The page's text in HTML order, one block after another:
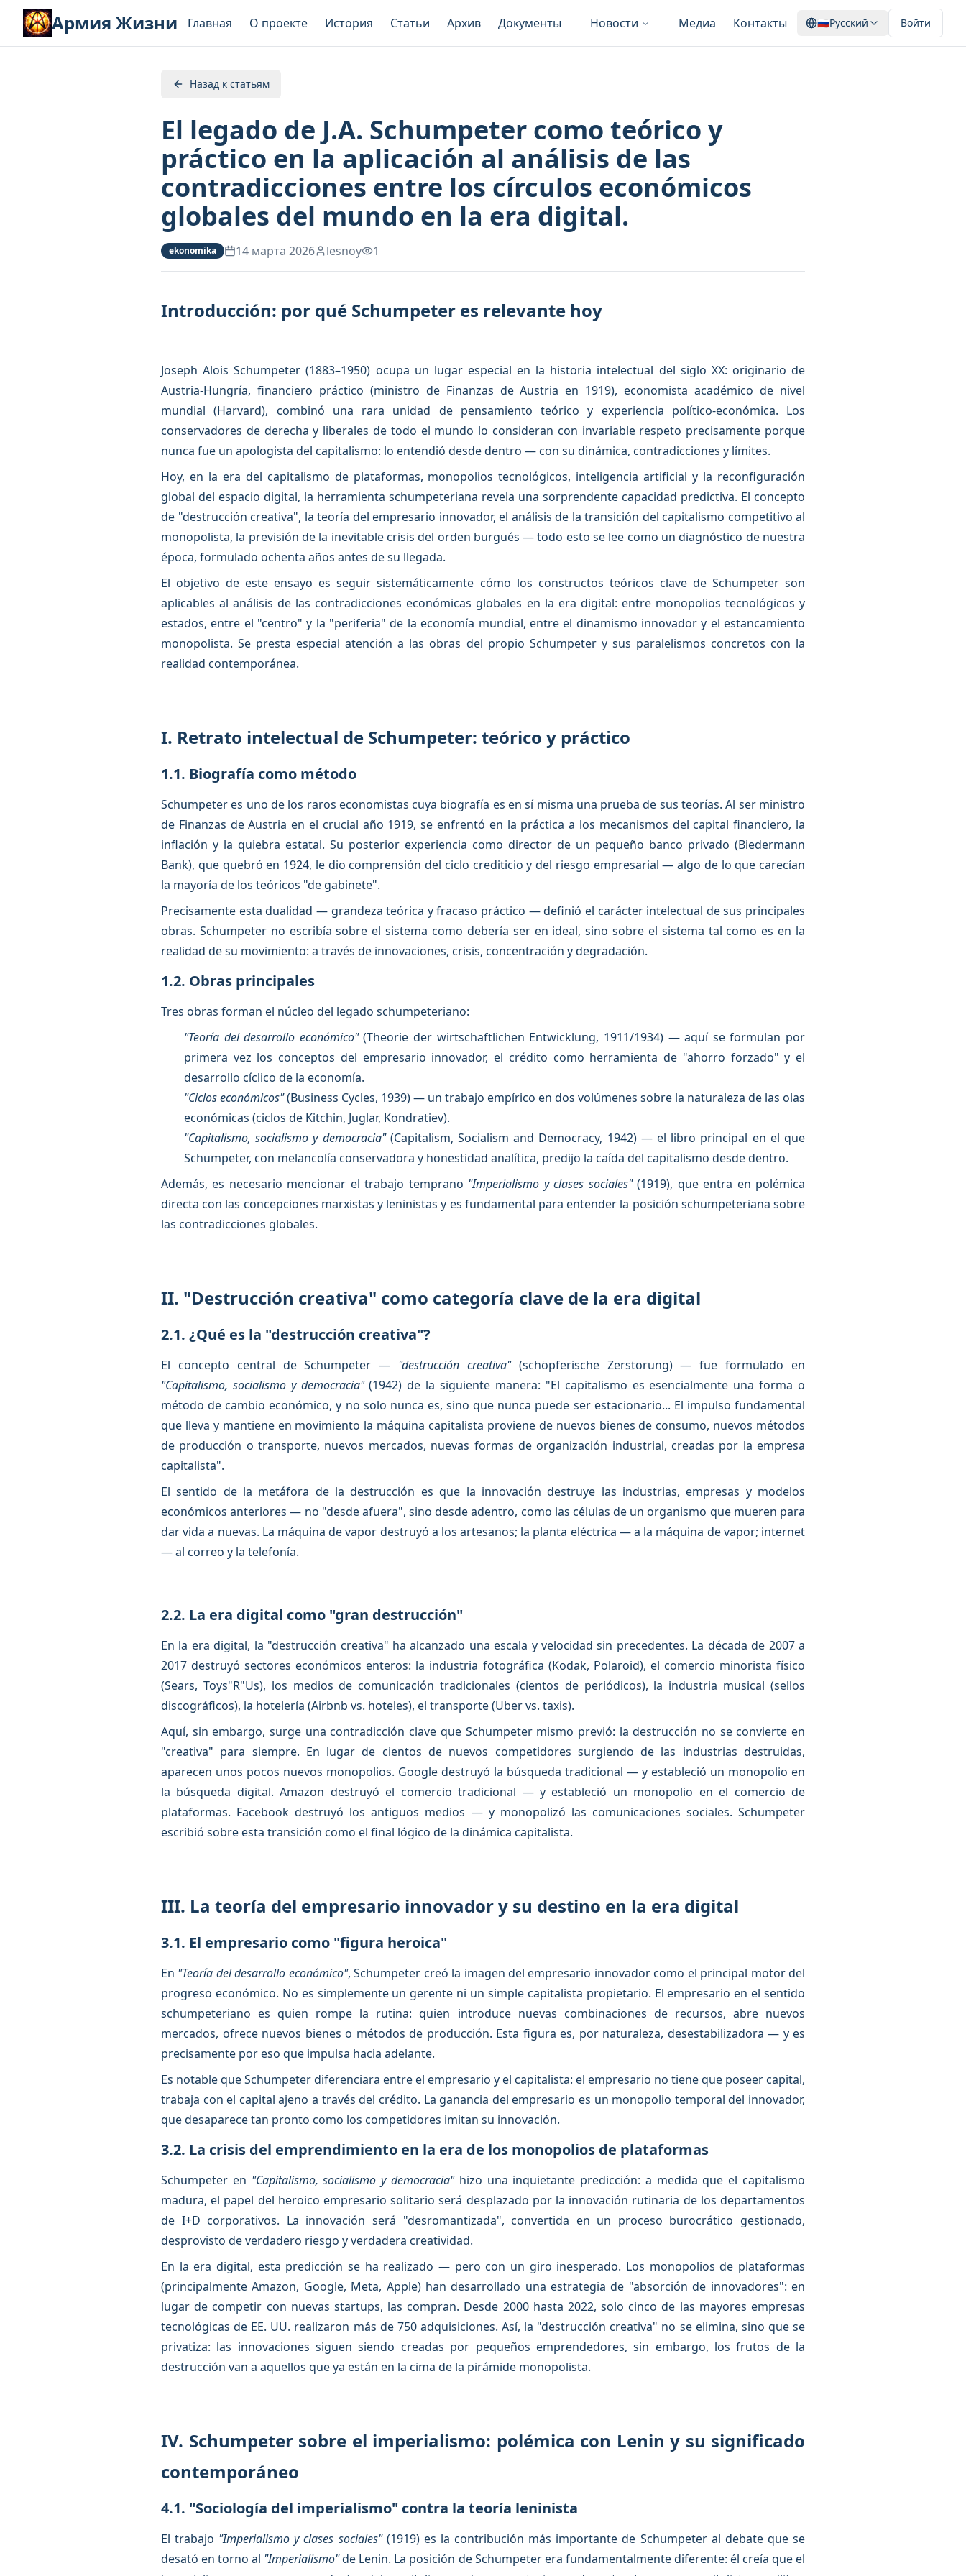
Армия Жизни Главная О проекте История Статьи Архив Документы Новости Медиа Контакты 🇷🇺Русский Войти
Назад к статьям
El legado de J.A. Schumpeter como teórico y
práctico en la aplicación al análisis de las
contradicciones entre los círculos económicos
globales del mundo en la era digital.
ekonomika 14 марта 2026 lesnoy 1
Introducción: por qué Schumpeter es relevante hoy
Joseph Alois Schumpeter (1883–1950) ocupa un lugar especial en la historia intelectual del siglo XX: originario de
Austria-Hungría, financiero práctico (ministro de Finanzas de Austria en 1919), economista académico de nivel
mundial (Harvard), combinó una rara unidad de pensamiento teórico y experiencia político-económica. Los
conservadores de derecha y liberales de todo el mundo lo consideran con invariable respeto precisamente porque
nunca fue un apologista del capitalismo: lo entendió desde dentro — con su dinámica, contradicciones y límites.
Hoy, en la era del capitalismo de plataformas, monopolios tecnológicos, inteligencia artificial y la reconfiguración
global del espacio digital, la herramienta schumpeteriana revela una sorprendente capacidad predictiva. El concepto
de "destrucción creativa", la teoría del empresario innovador, el análisis de la transición del capitalismo competitivo al
monopolista, la previsión de la inevitable crisis del orden burgués — todo esto se lee como un diagnóstico de nuestra
época, formulado ochenta años antes de su llegada.
El objetivo de este ensayo es seguir sistemáticamente cómo los constructos teóricos clave de Schumpeter son
aplicables al análisis de las contradicciones económicas globales en la era digital: entre monopolios tecnológicos y
estados, entre el "centro" y la "periferia" de la economía mundial, entre el dinamismo innovador y el estancamiento
monopolista. Se presta especial atención a las obras del propio Schumpeter y sus paralelismos concretos con la
realidad contemporánea.
I. Retrato intelectual de Schumpeter: teórico y práctico
1.1. Biografía como método
Schumpeter es uno de los raros economistas cuya biografía es en sí misma una prueba de sus teorías. Al ser ministro
de Finanzas de Austria en el crucial año 1919, se enfrentó en la práctica a los mecanismos del capital financiero, la
inflación y la quiebra estatal. Su posterior experiencia como director de un pequeño banco privado (Biedermann
Bank), que quebró en 1924, le dio comprensión del ciclo crediticio y del riesgo empresarial — algo de lo que carecían
la mayoría de los teóricos "de gabinete".
Precisamente esta dualidad — grandeza teórica y fracaso práctico — definió el carácter intelectual de sus principales
obras. Schumpeter no escribía sobre el sistema como debería ser en ideal, sino sobre el sistema tal como es en la
realidad de su movimiento: a través de innovaciones, crisis, concentración y degradación.
1.2. Obras principales
Tres obras forman el núcleo del legado schumpeteriano:
"Teoría del desarrollo económico"(Theorie der wirtschaftlichen Entwicklung, 1911/1934) — aquí se formulan por
primera vez los conceptos del empresario innovador, el crédito como herramienta de "ahorro forzado" y el
desarrollo cíclico de la economía.
"Ciclos económicos"(Business Cycles, 1939) — un trabajo empírico en dos volúmenes sobre la naturaleza de las olas
económicas (ciclos de Kitchin, Juglar, Kondratiev).
"Capitalismo, socialismo y democracia"(Capitalism, Socialism and Democracy, 1942) — el libro principal en el que
Schumpeter, con melancolía conservadora y honestidad analítica, predijo la caída del capitalismo desde dentro.
Además, es necesario mencionar el trabajo temprano "Imperialismo y clases sociales"(1919), que entra en polémica
directa con las concepciones marxistas y leninistas y es fundamental para entender la posición schumpeteriana sobre
las contradicciones globales.
II. "Destrucción creativa" como categoría clave de la era digital
2.1. ¿Qué es la "destrucción creativa"?
El concepto central de Schumpeter — "destrucción creativa"(schöpferische Zerstörung) — fue formulado en
"Capitalismo, socialismo y democracia"(1942) de la siguiente manera: "El capitalismo es esencialmente una forma o
método de cambio económico, y no solo nunca es, sino que nunca puede ser estacionario... El impulso fundamental
que lleva y mantiene en movimiento la máquina capitalista proviene de nuevos bienes de consumo, nuevos métodos
de producción o transporte, nuevos mercados, nuevas formas de organización industrial, creadas por la empresa
capitalista".
El sentido de la metáfora de la destrucción es que la innovación destruye las industrias, empresas y modelos
económicos anteriores — no "desde afuera", sino desde adentro, como las células de un organismo que mueren para
dar vida a nuevas. La máquina de vapor destruyó a los artesanos; la planta eléctrica — a la máquina de vapor; internet
— al correo y la telefonía.
2.2. La era digital como "gran destrucción"
En la era digital, la "destrucción creativa" ha alcanzado una escala y velocidad sin precedentes. La década de 2007 a
2017 destruyó sectores económicos enteros: la industria fotográfica (Kodak, Polaroid), el comercio minorista físico
(Sears, Toys"R"Us), los medios de comunicación tradicionales (cientos de periódicos), la industria musical (sellos
discográficos), la hotelería (Airbnb vs. hoteles), el transporte (Uber vs. taxis).
Aquí, sin embargo, surge una contradicción clave que Schumpeter mismo previó: la destrucción no se convierte en
"creativa" para siempre. En lugar de cientos de nuevos competidores surgiendo de las industrias destruidas,
aparecen unos pocos nuevos monopolios. Google destruyó la búsqueda tradicional — y estableció un monopolio en
la búsqueda digital. Amazon destruyó el comercio tradicional — y estableció un monopolio en el comercio de
plataformas. Facebook destruyó los antiguos medios — y monopolizó las comunicaciones sociales. Schumpeter
escribió sobre esta transición como el final lógico de la dinámica capitalista.
III. La teoría del empresario innovador y su destino en la era digital
3.1. El empresario como "figura heroica"
En "Teoría del desarrollo económico", Schumpeter creó la imagen del empresario innovador como el principal motor del
progreso económico. No es simplemente un gerente ni un simple capitalista propietario. El empresario en el sentido
schumpeteriano es quien rompe la rutina: quien introduce nuevas combinaciones de recursos, abre nuevos
mercados, ofrece nuevos bienes o métodos de producción. Esta figura es, por naturaleza, desestabilizadora — y es
precisamente por eso que impulsa hacia adelante.
Es notable que Schumpeter diferenciara entre el empresario y el capitalista: el empresario no tiene que poseer capital,
trabaja con el capital ajeno a través del crédito. La ganancia del empresario es un monopolio temporal del innovador,
que desaparece tan pronto como los competidores imitan su innovación.
3.2. La crisis del emprendimiento en la era de los monopolios de plataformas
Schumpeter en "Capitalismo, socialismo y democracia"hizo una inquietante predicción: a medida que el capitalismo
madura, el papel del heroico empresario solitario será desplazado por la innovación rutinaria de los departamentos
de I+D corporativos. La innovación será "desromantizada", convertida en un proceso burocrático gestionado,
desprovisto de verdadero riesgo y verdadera creatividad.
En la era digital, esta predicción se ha realizado — pero con un giro inesperado. Los monopolios de plataformas
(principalmente Amazon, Google, Meta, Apple) han desarrollado una estrategia de "absorción de innovadores": en
lugar de competir con nuevas startups, las compran. Desde 2000 hasta 2022, solo cinco de las mayores empresas
tecnológicas de EE. UU. realizaron más de 750 adquisiciones. Así, la "destrucción creativa" no se elimina, sino que se
privatiza: las innovaciones siguen siendo creadas por pequeños emprendedores, sin embargo, los frutos de la
destrucción van a aquellos que ya están en la cima de la pirámide monopolista.
IV. Schumpeter sobre el imperialismo: polémica con Lenin y su significado
contemporáneo
4.1. "Sociología del imperialismo" contra la teoría leninista
El trabajo "Imperialismo y clases sociales"(1919) es la contribución más importante de Schumpeter al debate que se
desató en torno al "Imperialismo"de Lenin. La posición de Schumpeter era fundamentalmente diferente: él creía que el